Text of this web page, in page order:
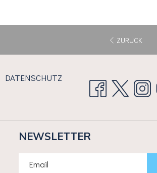
ZURÜCK
DATENSCHUTZ
NEWSLETTER